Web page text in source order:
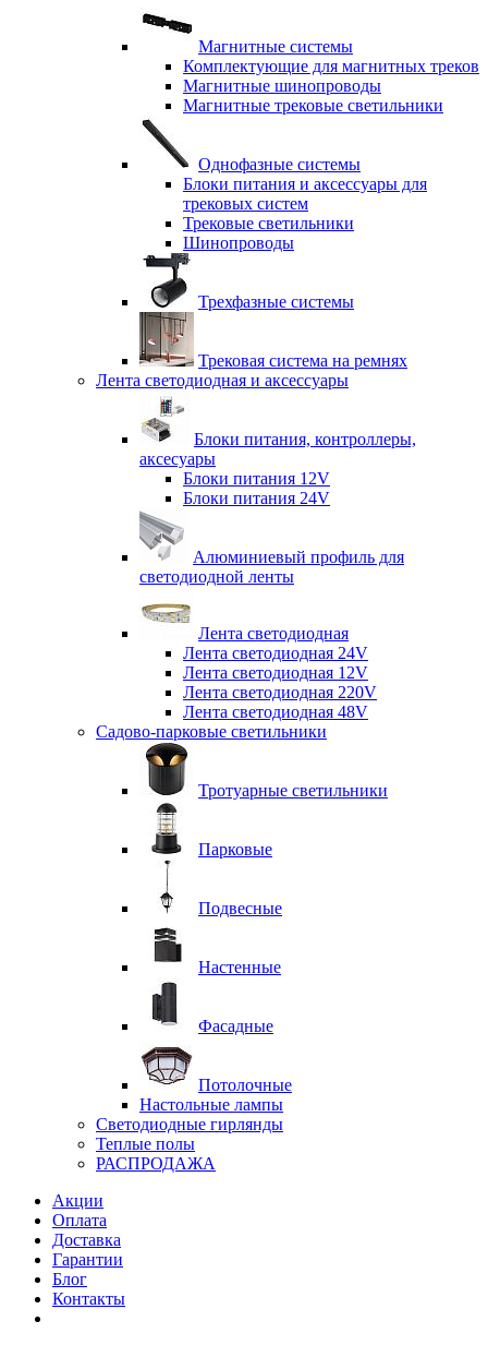
Магнитные системы
Комплектующие для магнитных треков
Магнитные шинопроводы
Магнитные трековые светильники
Однофазные системы
Блоки питания и аксессуары для
трековых систем
Трековые светильники
Шинопроводы
Трехфазные системы
Трековая система на ремнях
Лента светодиодная и аксессуары
Блоки питания, контроллеры,
аксесуары
Блоки питания 12V
Блоки питания 24V
Алюминиевый профиль для
светодиодной ленты
Лента светодиодная
Лента светодиодная 24V
Лента светодиодная 12V
Лента светодиодная 220V
Лента светодиодная 48V
Садово-парковые светильники
Тротуарные светильники
Парковые
Подвесные
Настенные
Фасадные
Потолочные
Настольные лампы
Светодиодные гирлянды
Теплые полы
РАСПРОДАЖА
Акции
Оплата
Доставка
Гарантии
Блог
Контакты